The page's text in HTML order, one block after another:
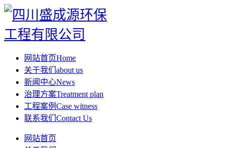
网站首页Home
关于我们 about us
新闻中心News
治理方案Treatment plan
工程案例 Case witness
联系我们 Contact Us
网站首页